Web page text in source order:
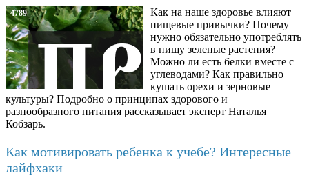
4789
Как на наше здоровье влияют
пищевые привычки? Почему
нужно обязательно употреблять
в пищу зеленые растения?
Можно ли есть белки вместе с
углеводами? Как правильно
кушать орехи и зерновые
культуры? Подробно о принципах здорового и
разнообразного питания рассказывает эксперт Наталья
Кобзарь.
Как мотивировать ребенка к учебе? Интересные
лайфхаки